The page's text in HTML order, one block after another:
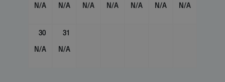
N/A
N/A
N/A
N/A
N/A
N/A
N/A
30
N/A
31
N/A